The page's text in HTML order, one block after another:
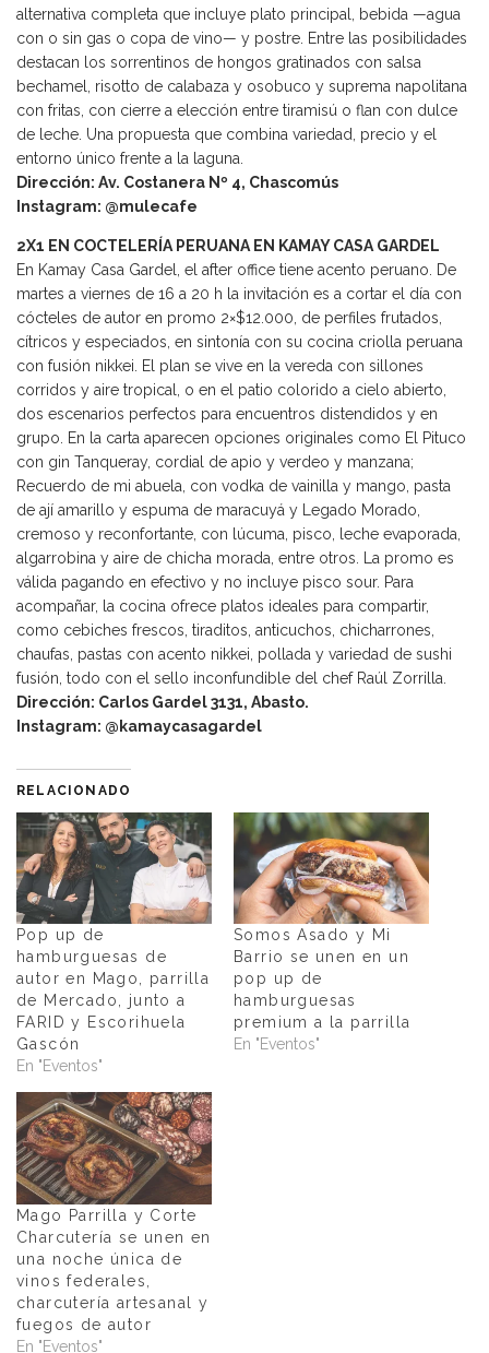
alternativa completa que incluye plato principal, bebida —agua
con o sin gas o copa de vino— y postre. Entre las posibilidades
destacan los sorrentinos de hongos gratinados con salsa
bechamel, risotto de calabaza y osobuco y suprema napolitana
con fritas, con cierre a elección entre tiramisú o flan con dulce
de leche. Una propuesta que combina variedad, precio y el
entorno único frente a la laguna.
Dirección: Av. Costanera Nº 4, Chascomús
Instagram: @mulecafe
2X1 EN COCTELERÍA PERUANA EN KAMAY CASA GARDEL
En Kamay Casa Gardel, el after office tiene acento peruano. De
martes a viernes de 16 a 20 h la invitación es a cortar el día con
cócteles de autor en promo 2×$12.000, de perfiles frutados,
cítricos y especiados, en sintonía con su cocina criolla peruana
con fusión nikkei. El plan se vive en la vereda con sillones
corridos y aire tropical, o en el patio colorido a cielo abierto,
dos escenarios perfectos para encuentros distendidos y en
grupo. En la carta aparecen opciones originales como El Pituco
con gin Tanqueray, cordial de apio y verdeo y manzana;
Recuerdo de mi abuela, con vodka de vainilla y mango, pasta
de ají amarillo y espuma de maracuyá y Legado Morado,
cremoso y reconfortante, con lúcuma, pisco, leche evaporada,
algarrobina y aire de chicha morada, entre otros. La promo es
válida pagando en efectivo y no incluye pisco sour. Para
acompañar, la cocina ofrece platos ideales para compartir,
como cebiches frescos, tiraditos, anticuchos, chicharrones,
chaufas, pastas con acento nikkei, pollada y variedad de sushi
fusión, todo con el sello inconfundible del chef Raúl Zorrilla.
Dirección: Carlos Gardel 3131, Abasto.
Instagram: @kamaycasagardel
RELACIONADO
Pop up de
hamburguesas de
autor en Mago, parrilla
de Mercado, junto a
FARID y Escorihuela
Gascón
En "Eventos"
Somos Asado y Mi
Barrio se unen en un
pop up de
hamburguesas
premium a la parrilla
En "Eventos"
Mago Parrilla y Corte
Charcutería se unen en
una noche única de
vinos federales,
charcutería artesanal y
fuegos de autor
En "Eventos"